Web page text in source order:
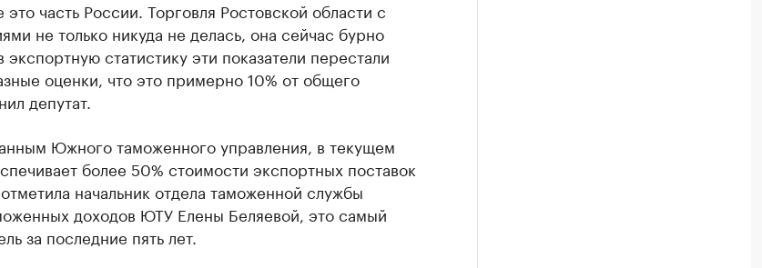
часть России. Торговля Ростовской области с
не только никуда не делась, она сейчас бурно
экспортную статистику эти показатели перестали
оценки, что это примерно 10% от общего
депутат.
Южного таможенного управления, в текущем
более 50% стоимости экспортных поставок
начальник отдела таможенной службы
доходов ЮТУ Елены Беляевой, это самый
за последние пять лет.